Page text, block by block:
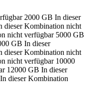
2000 GB In dieser
dieser Kombination nicht
nicht verfügbar 5000 GB
GB In dieser
dieser Kombination nicht
nicht verfügbar 10000
12000 GB In dieser
In dieser Kombination